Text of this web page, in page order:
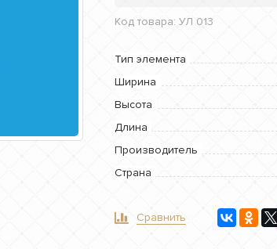
Код товара: УЛ 013
Тип элемента
Ширина
Высота
Длина
Производитель
Страна
Сравнить